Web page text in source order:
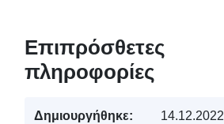
Επιπρόσθετες
πληροφορίες
Δημιουργήθηκε: 14.12.2022